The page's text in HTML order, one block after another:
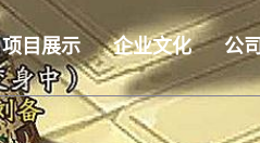
项目展示 企业文化 公